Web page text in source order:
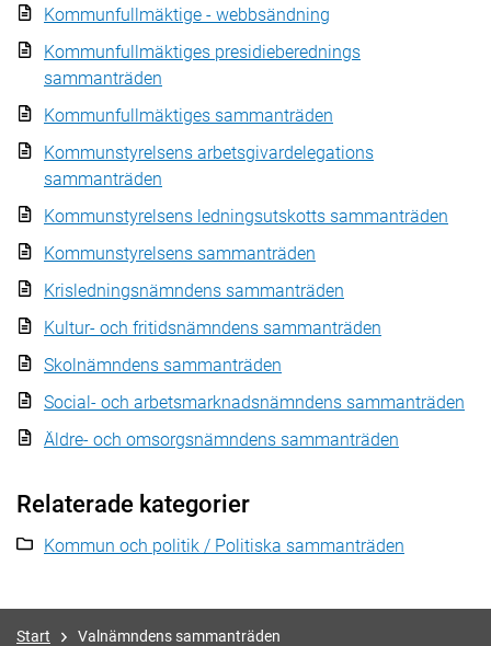
Kommunfullmäktige - webbsändning
Kommunfullmäktiges presidieberednings
sammanträden
Kommunfullmäktiges sammanträden
Kommunstyrelsens arbetsgivardelegations
sammanträden
Kommunstyrelsens ledningsutskotts sammanträden
Kommunstyrelsens sammanträden
Krisledningsnämndens sammanträden
Kultur- och fritidsnämndens sammanträden
Skolnämndens sammanträden
Social- och arbetsmarknadsnämndens sammanträden
Äldre- och omsorgsnämndens sammanträden
Relaterade kategorier
Kommun och politik / Politiska sammanträden
Start Valnämndens sammanträden